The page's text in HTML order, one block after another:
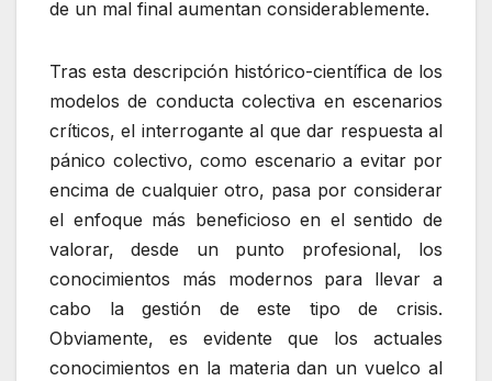
de un mal final aumentan considerablemente.
Tras esta descripción histórico-científica de los
modelos de conducta colectiva en escenarios
críticos, el interrogante al que dar respuesta al
pánico colectivo, como escenario a evitar por
encima de cualquier otro, pasa por considerar
el enfoque más beneficioso en el sentido de
valorar, desde un punto profesional, los
conocimientos más modernos para llevar a
cabo la gestión de este tipo de crisis.
Obviamente, es evidente que los actuales
conocimientos en la materia dan un vuelco al